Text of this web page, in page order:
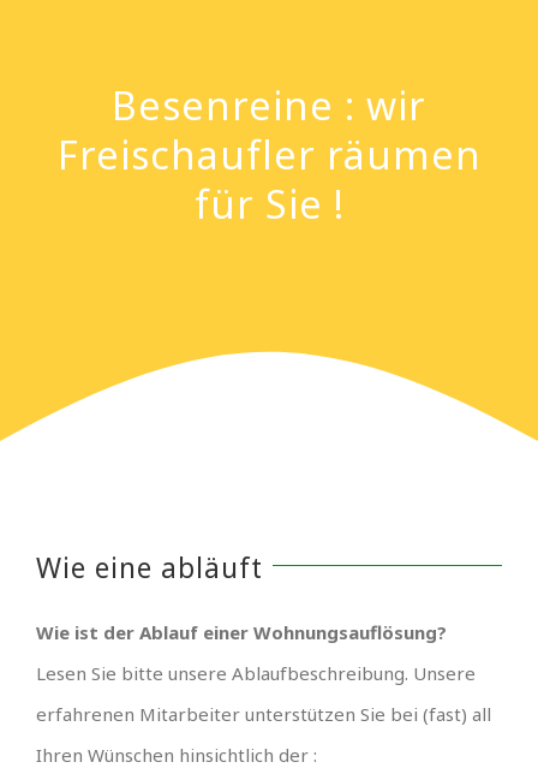
Besenreine : wir
Freischaufler räumen
für Sie !
Wie eine abläuft
Wie ist der Ablauf einer Wohnungsauflösung?
Lesen Sie bitte unsere Ablaufbeschreibung. Unsere
erfahrenen Mitarbeiter unterstützen Sie bei (fast) all
Ihren Wünschen hinsichtlich der :